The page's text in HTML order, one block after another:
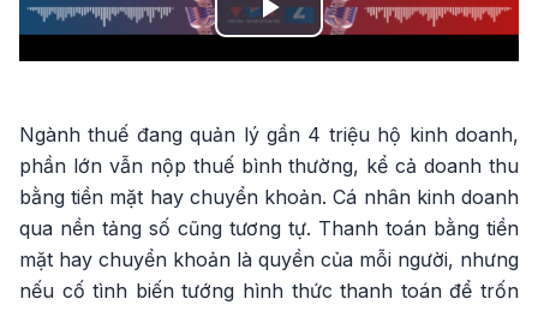
Play
Ngành thuế đang quản lý gần 4 triệu hộ kinh doanh,
phần lớn vẫn nộp thuế bình thường, kể cả doanh thu
bằng tiền mặt hay chuyển khoản. Cá nhân kinh doanh
qua nền tảng số cũng tương tự. Thanh toán bằng tiền
mặt hay chuyển khoản là quyền của mỗi người, nhưng
nếu cố tình biến tướng hình thức thanh toán để trốn